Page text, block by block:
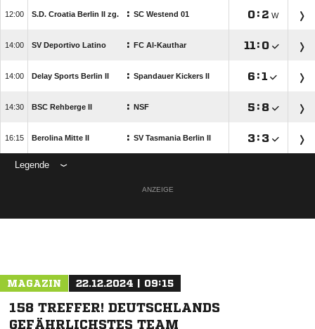
 S.D. Croatia Berlin II zg. : SC Westend 01 :  W
 SV Deportivo Latino : FC Al-Kauthar  : 
 Delay Sports Berlin II : Spandauer Kickers II  :
 BSC Rehberge II : NSF  : 
 Berolina Mitte II : SV Tasmania Berlin II : 
Legende
ANZEIGE
MAGAZIN 22.12.2024 | 09:15
158 TREFFER! DEUTSCHLANDS
GEFÄHRLICHSTES TEAM